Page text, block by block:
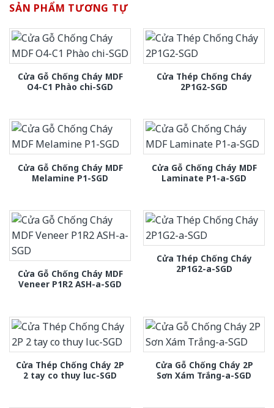
SẢN PHẨM TƯƠNG TỰ
Cửa Gỗ Chống Cháy MDF
O4-C1 Phào chi-SGD
Cửa Thép Chống Cháy
2P1G2-SGD
Cửa Gỗ Chống Cháy MDF
Melamine P1-SGD
Cửa Gỗ Chống Cháy MDF
Laminate P1-a-SGD
Cửa Gỗ Chống Cháy MDF
Veneer P1R2 ASH-a-SGD
Cửa Thép Chống Cháy
2P1G2-a-SGD
Cửa Thép Chống Cháy 2P
2 tay co thuy luc-SGD
Cửa Gỗ Chống Cháy 2P
Sơn Xám Trắng-a-SGD